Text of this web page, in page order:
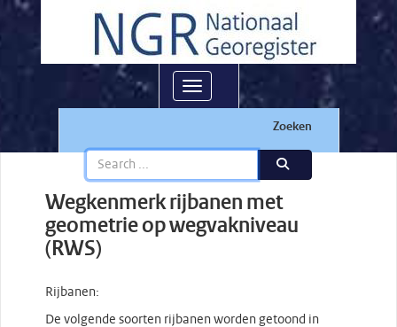
Toggle navigation
Zoeken
Wegkenmerk rijbanen met
geometrie op wegvakniveau
(RWS)
Rijbanen:
De volgende soorten rijbanen worden getoond in